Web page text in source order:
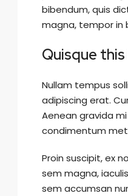
bibendum, quis
magna, tempor in
Quisque
Nullam tempus
adipiscing erat.
Aenean gravida
condimentum
Proin suscipit, ex
sem magna,
sem accumsan